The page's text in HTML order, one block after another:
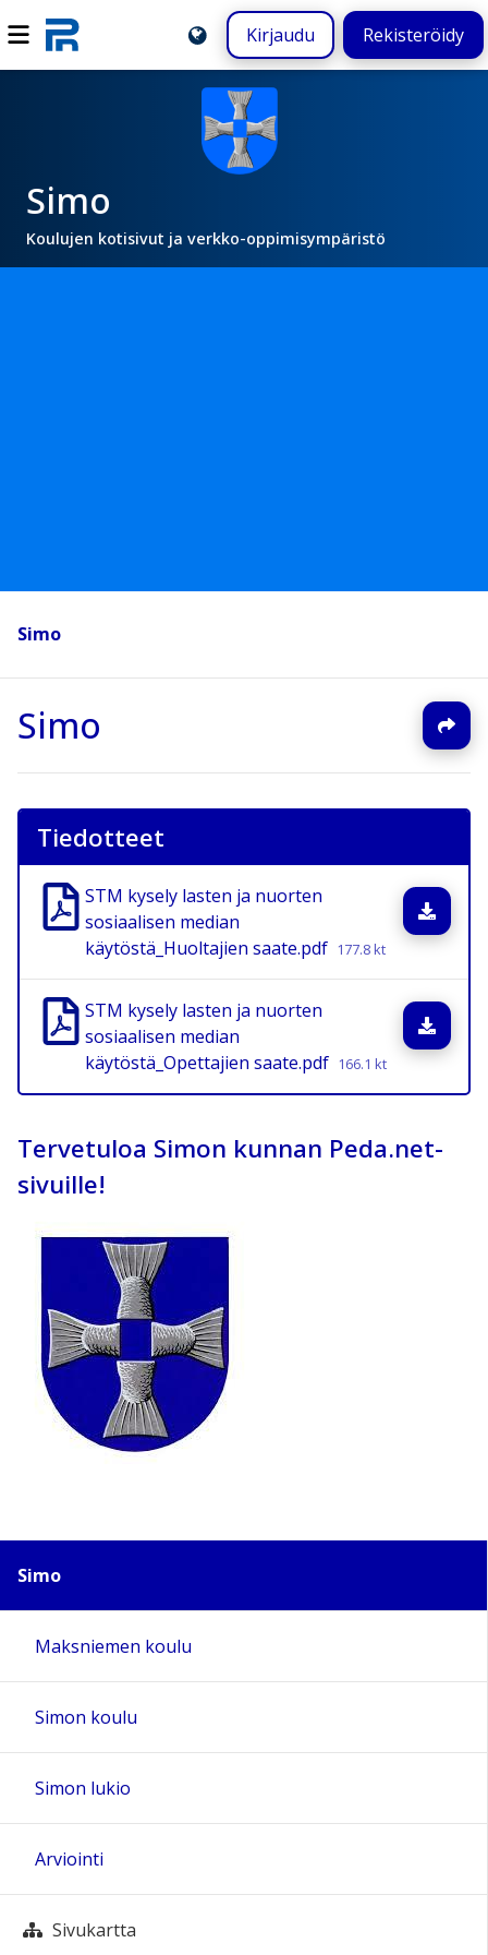
Kirjaudu Rekisteröidy
Simo
Koulujen kotisivut ja verkko-oppimisympäristö
Simo
Simo
Tiedotteet
STM kysely lasten ja nuorten
sosiaalisen median
käytöstä_Huoltajien saate.pdf 177.8 kt
STM kysely lasten ja nuorten
sosiaalisen median
käytöstä_Opettajien saate.pdf 166.1 kt
Tervetuloa Simon kunnan Peda.net-
sivuille!
Simo
Maksniemen koulu
Simon koulu
Simon lukio
Arviointi
Sivukartta